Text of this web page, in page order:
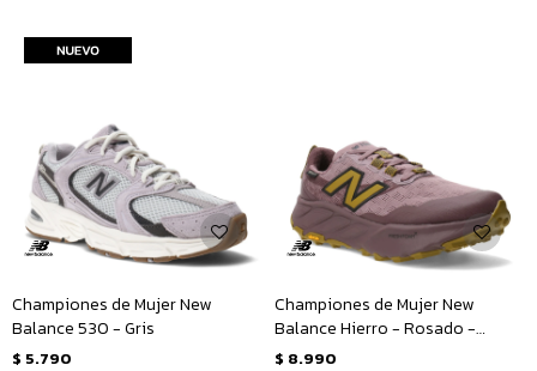
Championes de Mujer New
Balance 530 - Gris
$ 5.790
Championes de Mujer New
Balance Hierro - Rosado -
Amarillo Mostaza
$ 8.990